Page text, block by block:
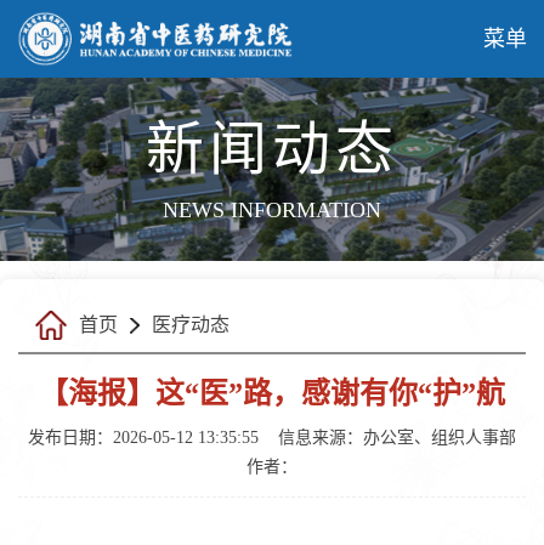
菜单
新闻动态
NEWS INFORMATION
首页 医疗动态
【海报】这“医”路，感谢有你“护”航
发布日期：2026-05-12 13:35:55
信息来源：办公室、组织人事部
作者：